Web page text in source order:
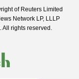
of Reuters Limited
Network LP, LLLP
All rights reserved.